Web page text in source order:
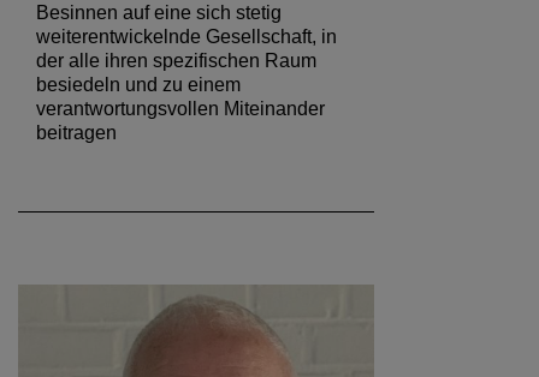
Besinnen auf eine sich stetig
weiterentwickelnde Gesellschaft, in
der alle ihren spezifischen Raum
besiedeln und zu einem
verantwortungsvollen Miteinander
beitragen